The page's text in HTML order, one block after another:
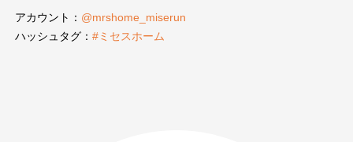
アカウント： @mrshome_miserun
ハッシュタグ： #ミセスホーム